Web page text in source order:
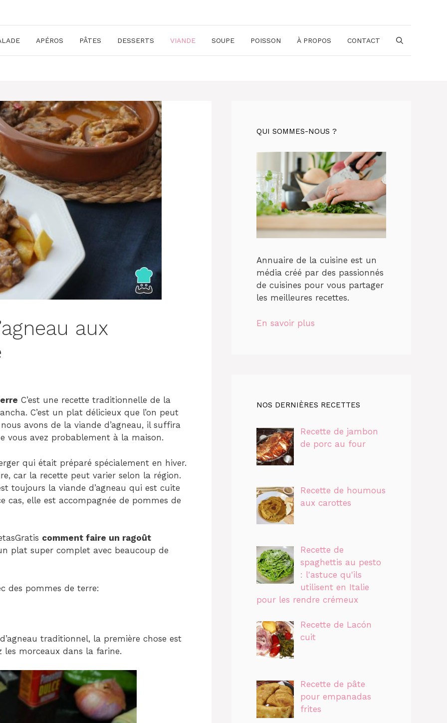
APÉROS PÂTES DESSERTS VIANDE SOUPE POISSON À PROPOS CONTACT
aux
C’est une recette traditionnelle de la
C’est un plat délicieux que l’on peut
avons de la viande d’agneau, il suffira
vous avez probablement à la maison.
qui était préparé spécialement en hiver.
car la recette peut varier selon la région.
toujours la viande d’agneau qui est cuite
cas, elle est accompagnée de pommes de
comment faire un ragoût
plat super complet avec beaucoup de
des pommes de terre:
traditionnel, la première chose est
les morceaux dans la farine.
QUI SOMMES-NOUS ?
Annuaire de la cuisine est un
média créé par des passionnés
de cuisines pour vous partager
les meilleures recettes.
En savoir plus
NOS DERNIÈRES RECETTES
Recette de jambon
de porc au four
Recette de houmous
aux carottes
Recette de
spaghettis au pesto
: l'astuce qu'ils
utilisent en Italie
pour les rendre crémeux
Recette de Lacón
cuit
Recette de pâte
pour empanadas
frites